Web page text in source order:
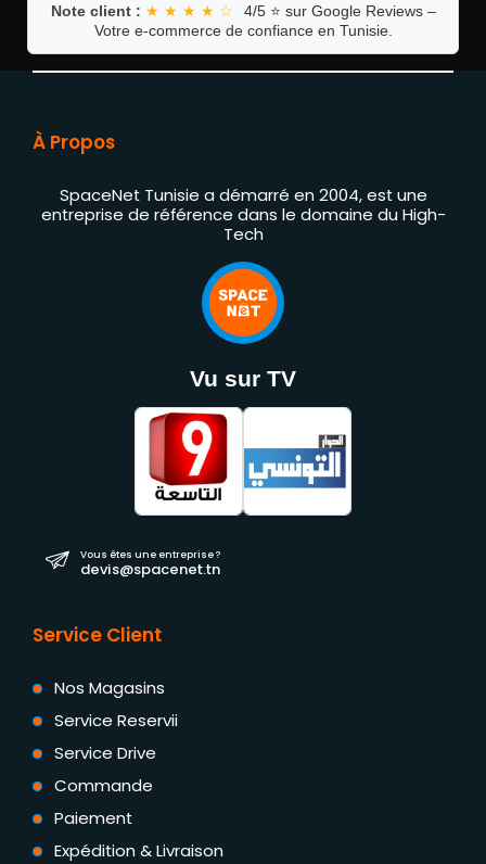
Note client : ★ ★ ★ ★ ☆
4/5 ⭐ sur Google Reviews –
Votre e-commerce de confiance en Tunisie.
À Propos
SpaceNet Tunisie a démarré en 2004, est une
entreprise de référence dans le domaine du High-
Tech
Vu sur TV
Vous êtes une entreprise ?
devis@spacenet.tn
Service Client
Nos Magasins
Service Reservii
Service Drive
Commande
Paiement
Expédition & Livraison